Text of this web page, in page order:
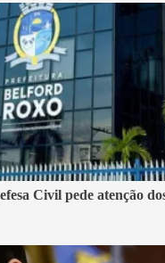
Civil pede atenção